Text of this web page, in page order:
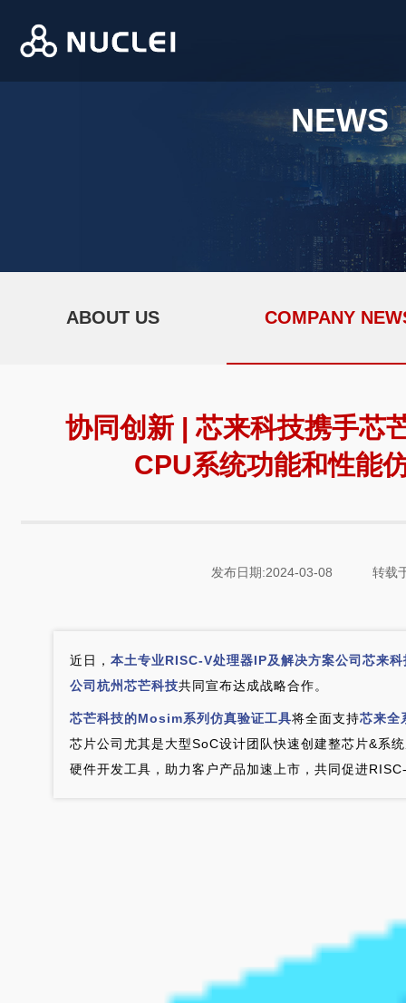
NEWS
ABOUT US COMPANY
协同创新 | 芯来科技携手芯
CPU系统功能和性能
发布日期:2024-03-08 转载
近日， 本土专业RISC-V处理器IP及解决方案公司芯来科
公司杭州芯芒科技共同宣布达成战略合作。
芯芒科技的Mosim系列仿真验证工具将全面支持芯来全
芯片公司尤其是大型SoC设计团队快速创建整芯片&系
硬件开发工具，助力客户产品加速上市，共同促进